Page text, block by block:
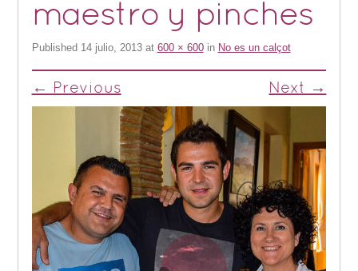
maestro y pinches
Published 14 julio, 2013at 600 × 600in No es un calçot
← Previous Next →